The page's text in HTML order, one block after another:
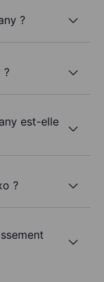
?
?
est-elle
?